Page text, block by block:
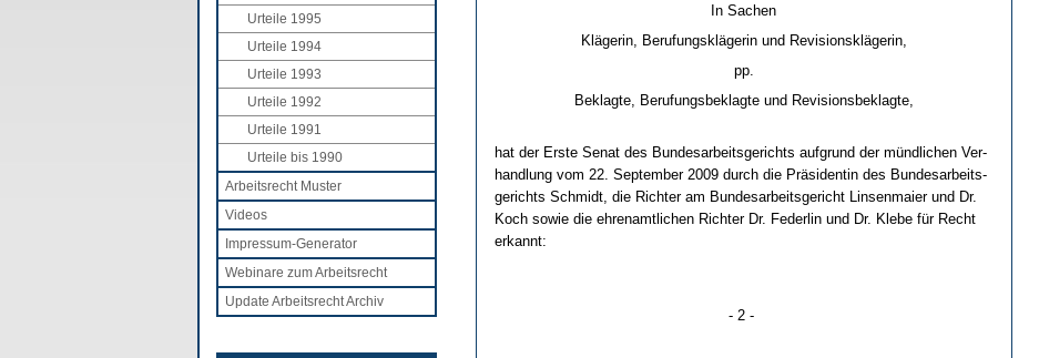
Urteile 1995
Urteile 1994
Urteile 1993
Urteile 1992
Urteile 1991
Urteile bis 1990
Arbeitsrecht Muster
Videos
Impressum-Generator
Webinare zum Arbeitsrecht
Update Arbeitsrecht Archiv
In Sa­chen
Kläge­rin, Be­ru­fungskläge­rin und Re­vi­si­onskläge­rin,
pp.
Be­klag­te, Be­ru­fungs­be­klag­te und Re­vi­si­ons­be­klag­te,
hat der Ers­te Se­nat des Bun­des­ar­beits­ge­richts auf­grund der münd­li­chen Ver­
hand­lung vom 22. Sep­tem­ber 2009 durch die Präsi­den­tin des Bun­des­ar­beits­
ge­richts Schmidt, die Rich­ter am Bun­des­ar­beits­ge­richt Lin­sen­mai­er und Dr.
Koch so­wie die eh­ren­amt­li­chen Rich­ter Dr. Fe­der­lin und Dr. Kle­be für Recht
er­kannt:
- 2 -